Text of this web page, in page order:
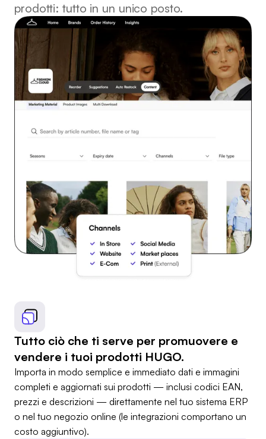
prodotti: tutto in un unico posto.
Tutto ciò che ti serve per promuovere e
vendere i tuoi prodotti HUGO.
Importa in modo semplice e immediato dati e immagini
completi e aggiornati sui prodotti — inclusi codici EAN,
prezzi e descrizioni — direttamente nel tuo sistema ERP
o nel tuo negozio online (le integrazioni comportano un
costo aggiuntivo).